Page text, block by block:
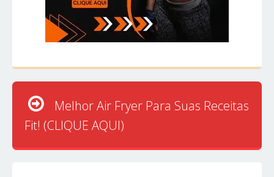
Melhor Air Fryer Para Suas Receitas
Fit! (CLIQUE AQUI)